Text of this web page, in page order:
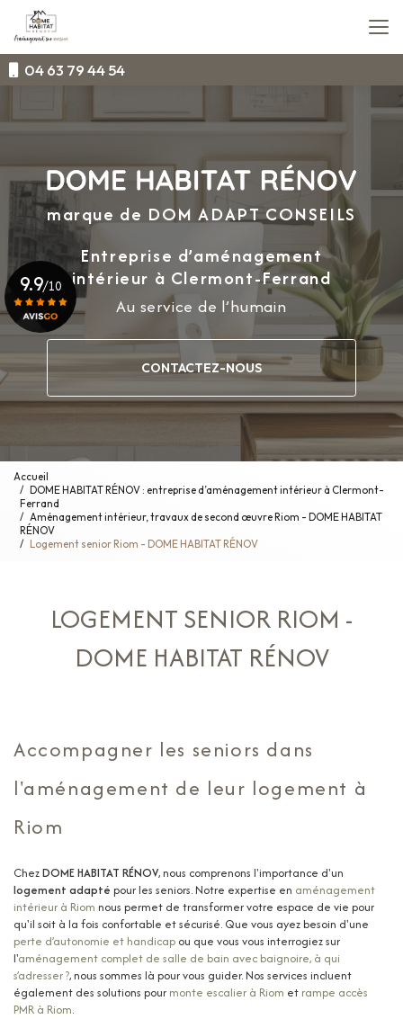
contenu
principal
04 63 79 44 54
marque de DOM ADAPT CONSEILS
Entreprise d’aménagement
intérieur à Clermont-Ferrand
Au service de l’humain
CONTACTEZ-NOUS
9.9/10
Voir le certificat
Accueil
DOME HABITAT RÉNOV : entreprise d’aménagement intérieur à Clermont-
Ferrand
Aménagement intérieur, travaux de second œuvre Riom - DOME HABITAT
RÉNOV
Logement senior Riom - DOME HABITAT RÉNOV
LOGEMENT SENIOR RIOM -
DOME HABITAT RÉNOV
Accompagner les seniors dans
l'aménagement de leur logement à
Riom
ChezDOME HABITAT RÉNOV, nous comprenons l'importance d'un
logement adapté pour les seniors. Notre expertise en aménagement
intérieur à Riom nous permet de transformer votre espace de vie pour
qu'il soit à la fois confortable et sécurisé. Que vous ayez besoin d'une
perte d’autonomie et handicap ou que vous vous interrogiez sur
l'aménagement complet de salle de bain avec baignoire, à qui
s’adresser ?, nous sommes là pour vous guider. Nos services incluent
également des solutions pour monte escalier à Riom et rampe accès
PMR à Riom.